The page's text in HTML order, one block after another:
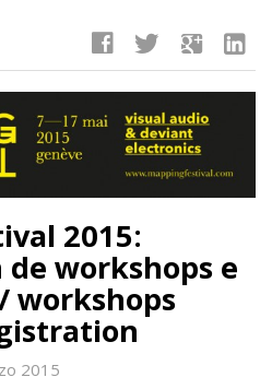
facebook twitter google linkedin
2015:
workshops e
workshops
2015